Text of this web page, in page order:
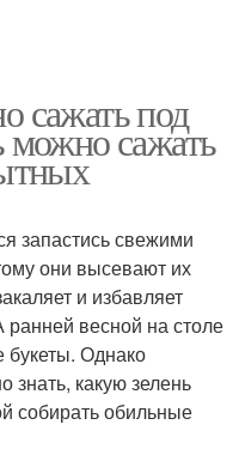
сажать под
можно сажать
запастись свежими
они высевают их
и избавляет
весной на столе
букеты. Однако
какую зелень
собирать обильные